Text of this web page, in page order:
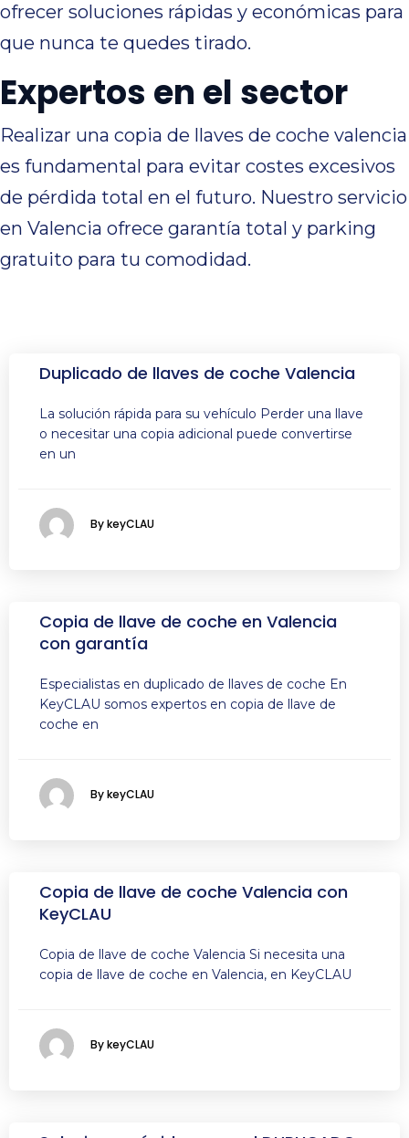
ofrecer soluciones rápidas y económicas para
que nunca te quedes tirado.
Expertos en el sector
Realizar una copia de llaves de coche valencia
es fundamental para evitar costes excesivos
de pérdida total en el futuro. Nuestro servicio
en Valencia ofrece garantía total y parking
gratuito para tu comodidad.
Duplicado de llaves de coche Valencia
La solución rápida para su vehículo Perder una llave
o necesitar una copia adicional puede convertirse
en un
By keyCLAU
Copia de llave de coche en Valencia
con garantía
Especialistas en duplicado de llaves de coche En
KeyCLAU somos expertos en copia de llave de
coche en
By keyCLAU
Copia de llave de coche Valencia con
KeyCLAU
Copia de llave de coche Valencia Si necesita una
copia de llave de coche en Valencia, en KeyCLAU
By keyCLAU